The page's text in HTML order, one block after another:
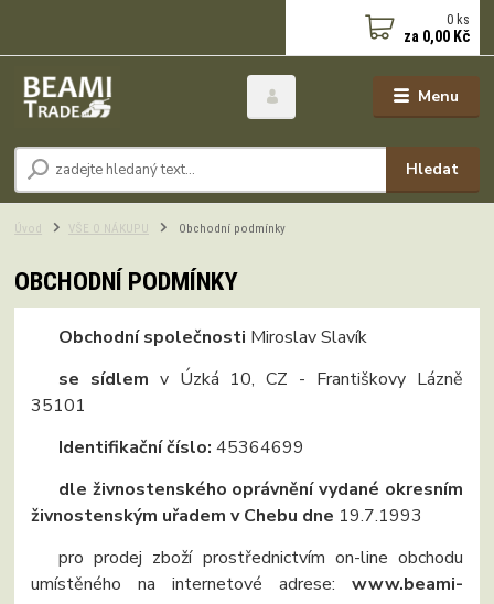
Menu
Hledat
0 ks
za 0,00 Kč
Úvod VŠE O NÁKUPU Obchodní podmínky
OBCHODNÍ PODMÍNKY
Obchodní společnosti Miroslav Slavík
se sídlem v Úzká 10, CZ - Františkovy Lázně
35101
Identifikační číslo: 45364699
dle živnostenského oprávnění vydané okresním
živnostenským uřadem v Chebu dne 19.7.1993
pro prodej zboží prostřednictvím on-line obchodu
umístěného na internetové adrese: www.beami-